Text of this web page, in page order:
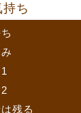
ち
残る